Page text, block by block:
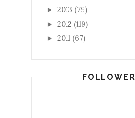
► 2013 (79)
► 2012 (119)
► 2011 (67)
FOLLOWER